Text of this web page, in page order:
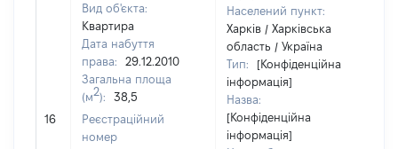
16
Вид об'єкта:
Квартира
Дата набуття
права:
29.12.2010
Загальна площа
(м2):
38,5
Реєстраційний
номер
Населений пункт:
Харків / Харківська
область / Україна
Тип:
[Конфіденційна
інформація]
Назва:
[Конфіденційна
інформація]